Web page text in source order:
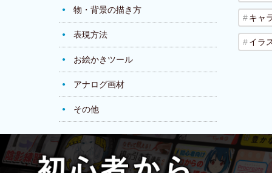
物・背景の描き方
表現方法
お絵かきツール
アナログ画材
その他
キャ
イラ